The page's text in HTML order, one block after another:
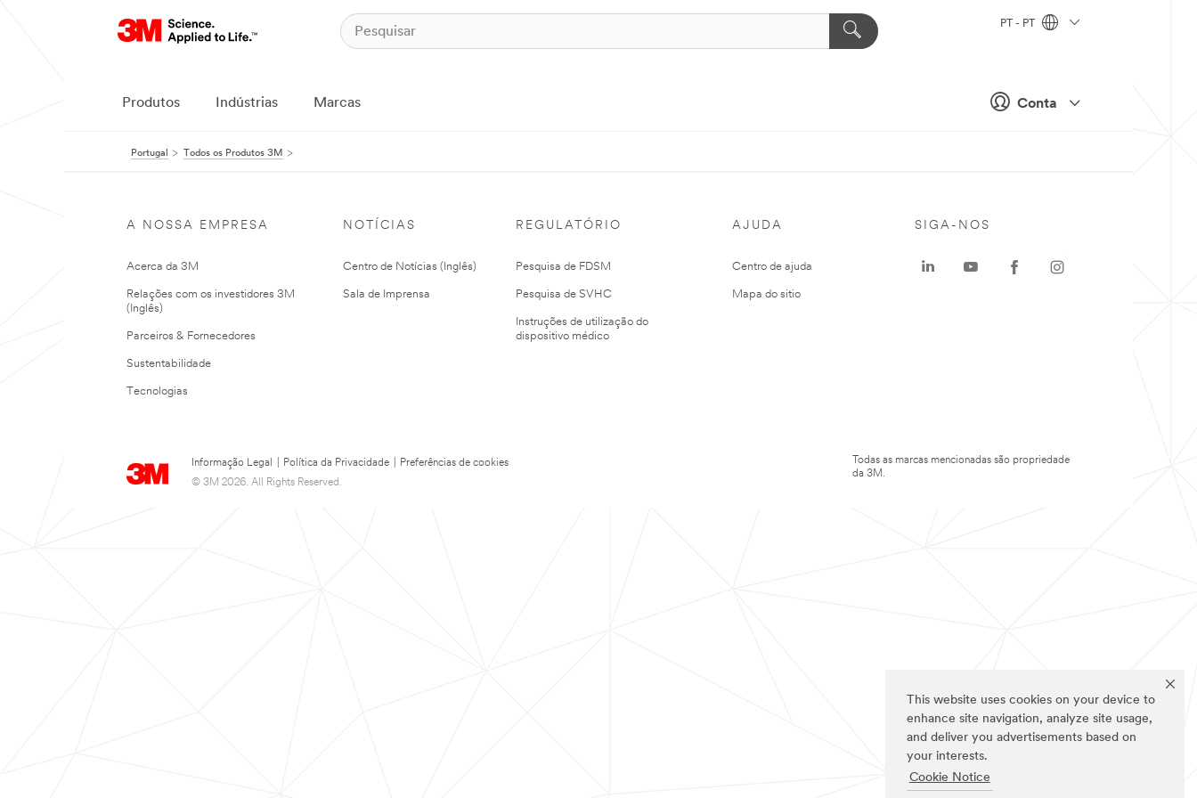
This website uses cookies on your device to
enhance site navigation, analyze site usage,
and deliver you advertisements based on
your interests.
Cookie Notice
Conta
PT - PT
Produtos Indústrias Marcas
Portugal Todos os Produtos 3M
A NOSSA EMPRESA
Acerca da 3M
Relações com os investidores 3M
(Inglês)
Parceiros & Fornecedores
Sustentabilidade
Tecnologias
NOTÍCIAS
Centro de Notícias (Inglês)
Sala de Imprensa
REGULATÓRIO
Pesquisa de FDSM
Pesquisa de SVHC
Instruções de utilização do
dispositivo médico
AJUDA
Centro de ajuda
Mapa do sitio
Informação Legal Política da Privacidade
Preferências de cookies
© 3M 2026. All Rights Reserved.
SIGA-NOS
Todas as marcas mencionadas são propriedade
da 3M.